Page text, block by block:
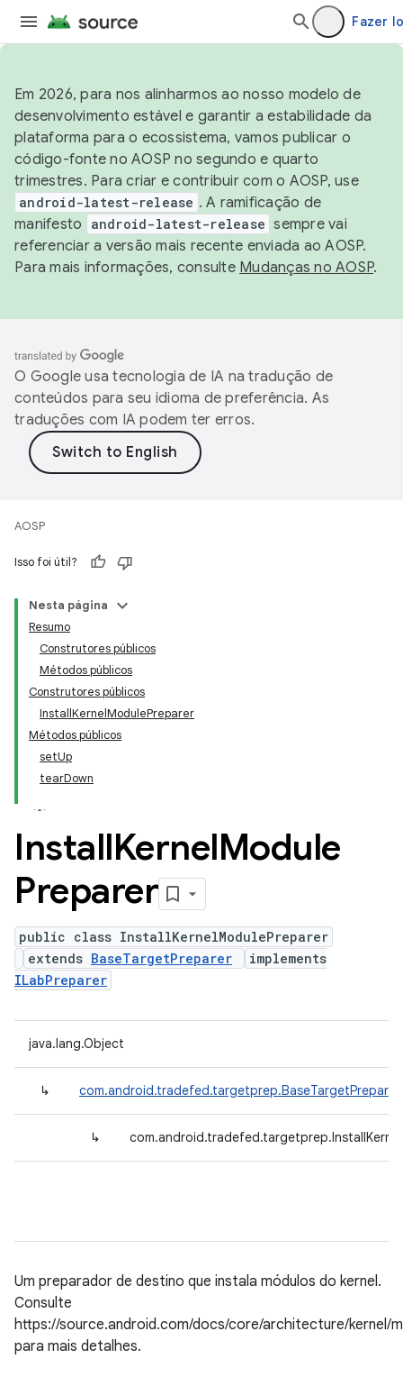
Fazer
Em 2026, para nos alinharmos ao nosso modelo de
desenvolvimento estável e garantir a estabilidade da
plataforma para o ecossistema, vamos publicar o
código-fonte no AOSP no segundo e quarto
trimestres. Para criar e contribuir com o AOSP, use
android-latest-release . A ramificação de
manifesto
android-latest-release sempre vai
referenciar a versão mais recente enviada ao AOSP.
Para mais informações, consulte Mudanças no AOSP.
O Google usa tecnologia de IA na tradução de
conteúdos para seu idioma de preferência. As
traduções com IA podem ter erros.
AOSP
Isso foi útil?
Nesta página
Resumo
Construtores públicos
Métodos públicos
Construtores públicos
InstallKernelModulePreparer
Métodos públicos
setUp
tearDown
InstallKernelModule
Preparer
public class InstallKernelModulePreparer
extends BaseTargetPreparer
implements
ILabPreparer
java.lang.Object
↳ com.android.tradefed.targetprep.BaseTargetPreparer
↳
Um preparador de destino que instala módulos do kernel.
Consulte
https://source.android.com/docs/core/architecture/kernel/
para mais detalhes.